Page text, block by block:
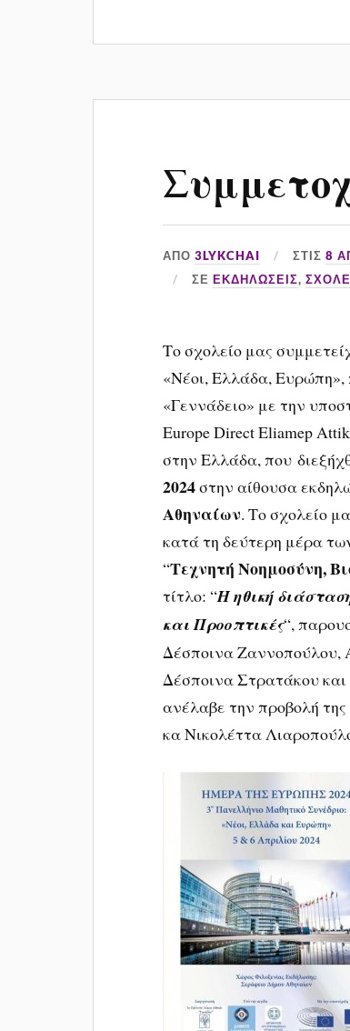
ΑΠΌ3LYKCHAI ΣΤΙΣ8
ΣΕΕΚΔΗΛΩΣΕΙΣ,
Το σχολείο μας
«Νέοι, Ελλάδα,
«Γεννάδειο» με την
Europe Direct Eliamep
στην Ελλάδα, που
2024στην αίθουσα
Αθηναίων. Το σχολείο
κατά τη δεύτερη μέρα
“Τεχνητή Νοημοσύνη,
τίτλο: “Η ηθική
και Προοπτικές“,
Δέσποινα Ζαννοπούλου,
Δέσποινα Στρατάκου
ανέλαβε την προβολή
κα Νικολέττα